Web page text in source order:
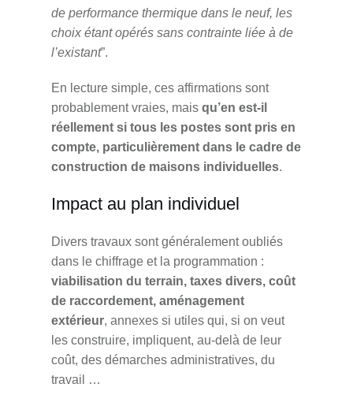
de performance thermique dans le neuf, les
choix étant opérés sans contrainte liée à de
l’existant”.
En lecture simple, ces affirmations sont
probablement vraies, mais qu’en est-il
réellement si tous les postes sont pris en
compte, particulièrement dans le cadre de
construction de maisons individuelles.
Impact au plan individuel
Divers travaux sont généralement oubliés
dans le chiffrage et la programmation :
viabilisation du terrain, taxes divers, coût
de raccordement, aménagement
extérieur, annexes si utiles qui, si on veut
les construire, impliquent, au-delà de leur
coût, des démarches administratives, du
travail …